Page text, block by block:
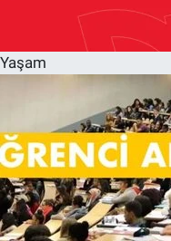
Yaşam